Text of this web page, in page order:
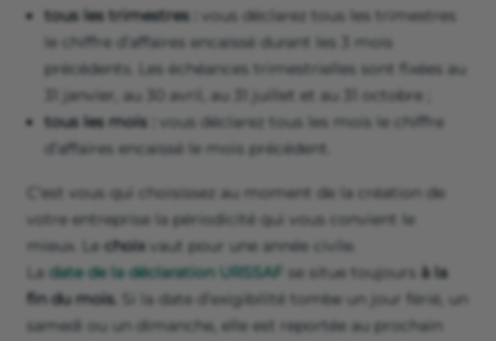
tous les trimestres :
vous déclarez tous les trimestres
le chiffre d’affaires encaissé durant les 3 mois
précédents. Les échéances trimestrielles sont fixées au
31 janvier, au 30 avril, au 31 juillet et au 31 octobre ;
tous les mois :
vous déclarez tous les mois le chiffre
d’affaires encaissé le mois précédent.
C’est vous qui choisissez au moment de la création de
votre entreprise la périodicité qui vous convient le
mieux. Le choix vaut pour une année civile.
La date de la déclaration URSSAF se situe toujours à la
fin du mois.
Si la date d’exigibilité tombe un jour férié, un
samedi ou un dimanche, elle est reportée au prochain